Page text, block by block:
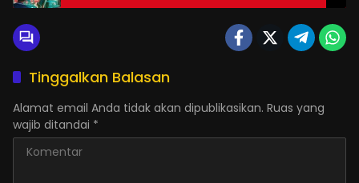
Tinggalkan Balasan
Alamat email Anda tidak akan dipublikasikan. Ruas yang
wajib ditandai *